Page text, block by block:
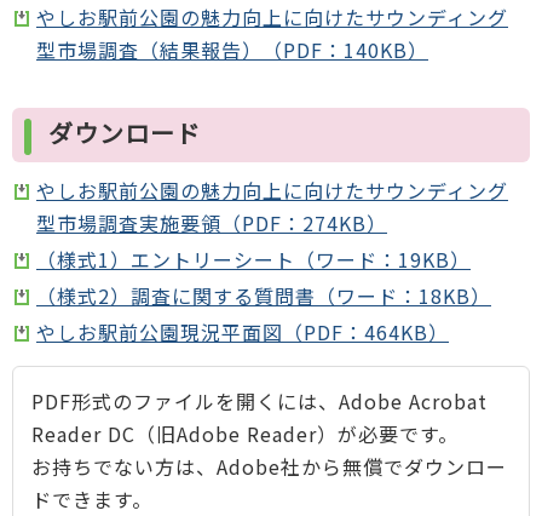
やしお駅前公園の魅力向上に向けたサウンディング
型市場調査（結果報告）（PDF：140KB）
ダウンロード
やしお駅前公園の魅力向上に向けたサウンディング
型市場調査実施要領（PDF：274KB）
（様式1）エントリーシート（ワード：19KB）
（様式2）調査に関する質問書（ワード：18KB）
やしお駅前公園現況平面図（PDF：464KB）
PDF形式のファイルを開くには、Adobe Acrobat
Reader DC（旧Adobe Reader）が必要です。
お持ちでない方は、Adobe社から無償でダウンロー
ドできます。